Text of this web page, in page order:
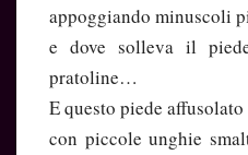
appoggiando minuscoli
e dove solleva il
pratoline…
E questo piede affusolato
con piccole unghie